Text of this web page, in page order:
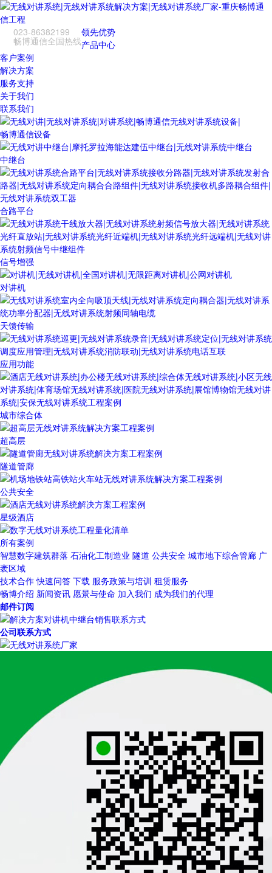
023-86382199
畅博通信全国热线
领先优势
产品中心
客户案例
解决方案
服务支持
关于我们
联系我们
畅博通信设备
中继台
合路平台
信号增强
对讲机
天馈传输
应用功能
城市综合体
超高层
隧道管廊
公共安全
星级酒店
所有案例
智慧数字建筑群落 石油化工制造业 隧道 公共安全 城市地下综合管廊 广
袤区域
技术合作 快速问答 下载 服务政策与培训 租赁服务
畅博介绍 新闻资讯 愿景与使命 加入我们 成为我们的代理
邮件订阅
公司联系方式